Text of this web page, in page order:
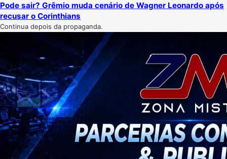
Pode sair? Grêmio muda cenário de Wagner Leonardo após
recusar o Corinthians
Continua depois da propaganda.